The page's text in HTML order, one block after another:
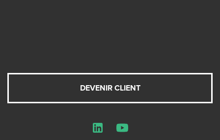
DEVENIR CLIENT
LinkedInYouTube